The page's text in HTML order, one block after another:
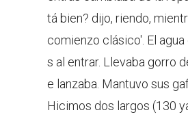
tá bien? dijo, riendo,
comienzo clásico'. El
s al entrar. Llevaba gorro
e lanzaba. Mantuvo sus
Hicimos dos largos (130